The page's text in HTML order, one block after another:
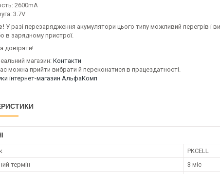
2600mA
3.7V
У разі перезарядження акумулятори цього типу можливий перегрів і
в зарядному пристрої.
довіряти!
магазин: Контакти
можна прийти вибрати й переконатися в працездатності.
інтернет-магазин АльфаКомп
PKCELL
термін
3 міс